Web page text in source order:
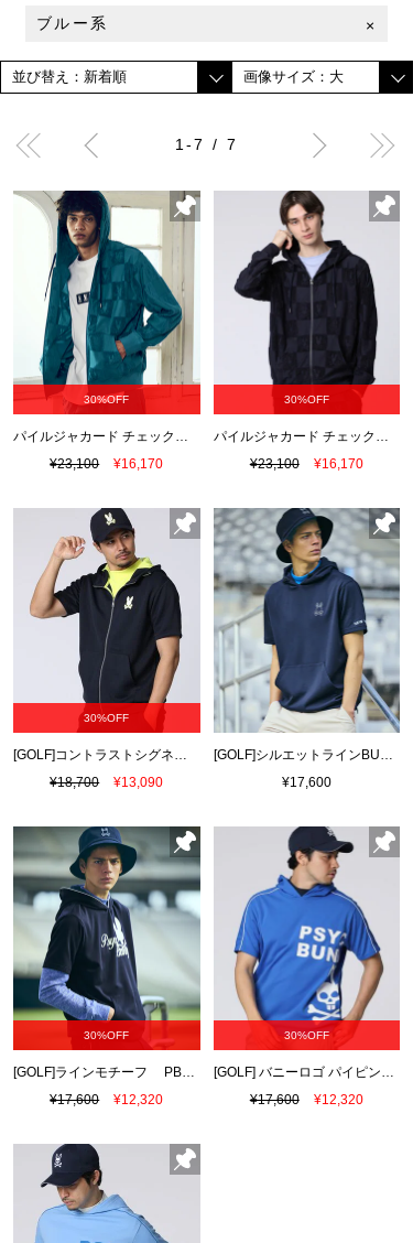
ブルー系 ×
1-7 / 7
30%OFF
パイルジャカード チェック柄 ジップアップパーカー
¥23,100
¥16,170
30%OFF
パイルジャカード チェック柄 ジップアップパーカー
¥23,100
¥16,170
30%OFF
¥18,700
¥13,090
¥17,600
30%OFF
[GOLF]ラインモチーフ PBグラフィックパーカ
¥17,600
¥12,320
30%OFF
[GOLF] バニーロゴ パイピング パーカ
¥17,600
¥12,320